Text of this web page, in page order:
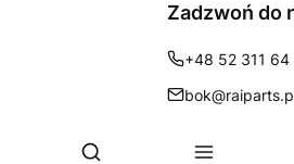
Zadzwoń do
+48 52 311 64
Otwórz wyszukiwarkę